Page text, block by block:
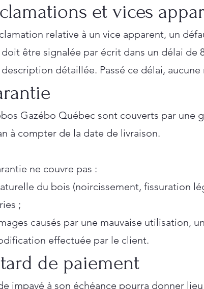
et vices
relative à un vice apparent, un
être signalée par écrit dans un délai
détaillée. Passé ce délai,
Gazébo Québec sont couverts par
à compter de la date de livraison.
ne couvre pas :
du bois (noircissement, fissuration
;
causés par une mauvaise utilisation,
effectuée par le client.
de paiement
impayé à son échéance pourra donner